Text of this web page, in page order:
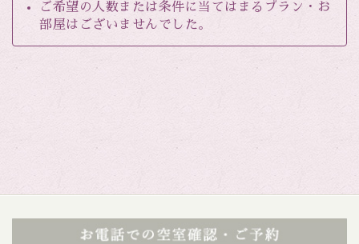
ご希望の人数または条件に当てはまるプラン・お
部屋はございませんでした。